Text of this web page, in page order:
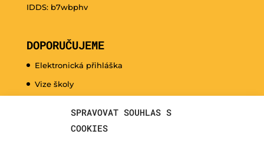
SPRAVOVAT SOUHLAS S
COOKIES
IDDS: b7wbphv
DOPORUČUJEME
Elektronická přihláška
Vize školy